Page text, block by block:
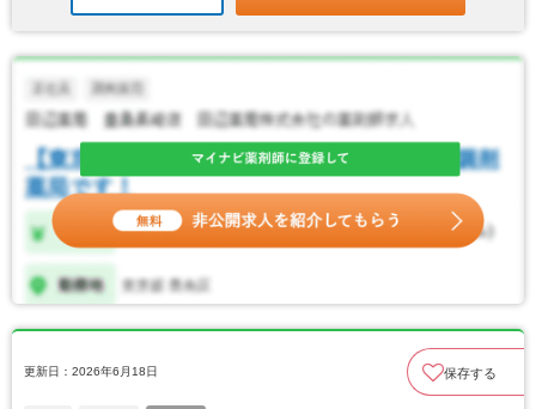
更新日：2026年6月18日 保存する